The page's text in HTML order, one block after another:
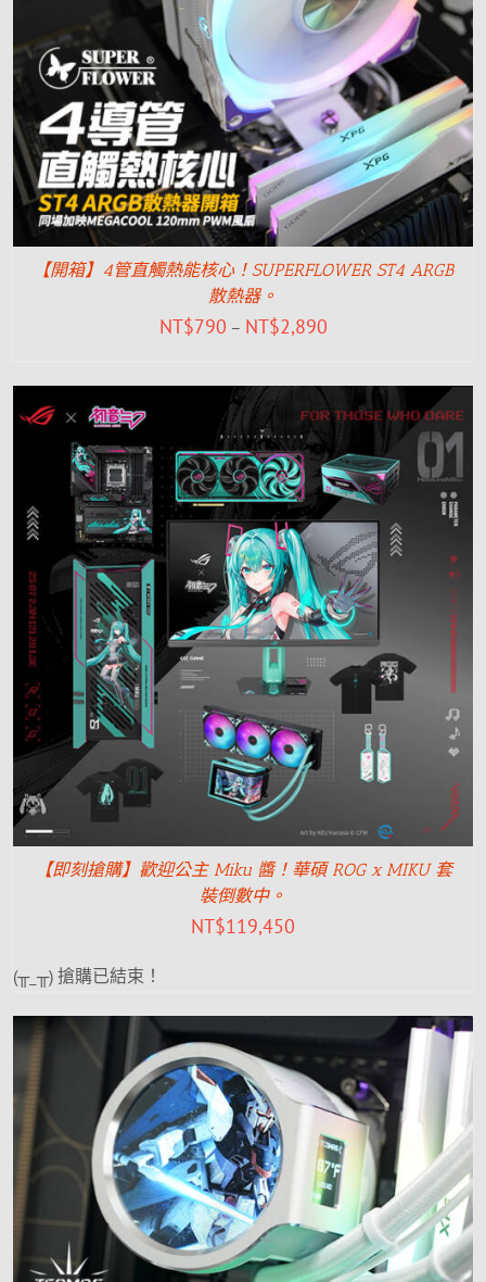
【開箱】4管直觸熱能核心！SUPERFLOWER ST4 ARGB
散熱器。
NT$790 – NT$2,890
【即刻搶購】歡迎公主 Miku 醬！華碩 ROG x MIKU 套
裝倒數中。
NT$119,450
(╥_╥) 搶購已結束！